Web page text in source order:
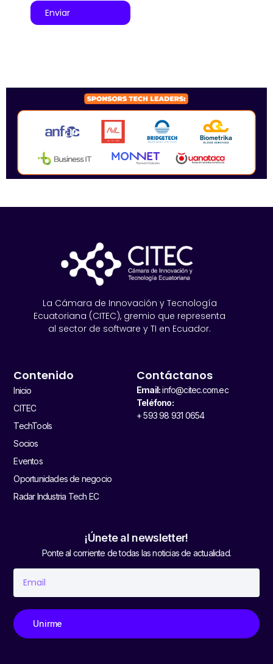
Enviar
La Cámara de Innovación y Tecnología
Ecuatoriana (CITEC), gremio que representa
al sector de software y TI en Ecuador.
Contenido
Inicio
CITEC
TechTools
Socios
Eventos
Oportunidades de negocio
Radar Industria Tech EC
Contáctanos
Email:info@citec.com.ec
Teléfono:
+ 593 98 931 0654
¡Únete al newsletter!
Ponte al corriente de todas las noticias de actualidad.
Unirme